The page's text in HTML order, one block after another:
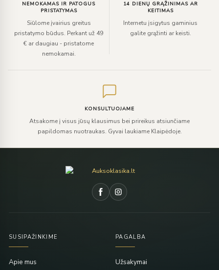
NEMOKAMAS IR PATOGUS
PRISTATYMAS
Siūlome įvairius greitus
pristatymo būdus. Perkant už 49
€ ar daugiau - pristatome
nemokamai.
14 DIENŲ GRĄŽINIMAS AR
KEITIMAS
Internetu įsigytus gaminius
galite grąžinti ar keisti.
KONSULTUOJAME
Atsakome į visus jūsų klausimus bei prireikus atsiunčiame
papildomas nuotraukas. Gyvai laukiame Klaipėdoje.
SUSIPAŽINKIME
Apie mus
PAGALBA
Užsakymai